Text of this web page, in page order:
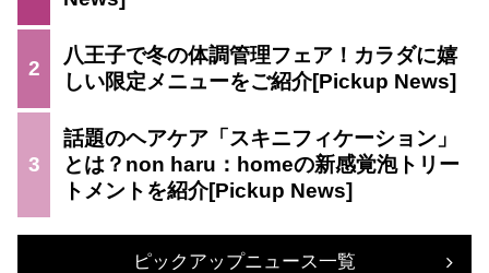
2
八王子で冬の体調管理フェア！カラダに嬉
しい限定メニューをご紹介
3
話題のヘアケア「スキニフィケーション」
とは？non haru：homeの新感覚泡トリー
トメントを紹介
ピックアップニュース一覧